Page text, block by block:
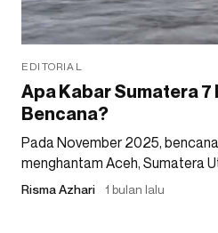
EDITORIAL
Apa Kabar Sumatera 7
Bencana?
Pada November 2025,
menghantam Aceh, Sumatera
Risma Azhari 1 bulan lalu